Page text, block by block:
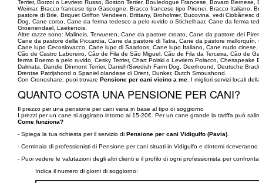
Terrier, Borzoi o Levriero Russo, Boston Terrier, Bouledogue Francese, Bovaro
Weimar, Bracco francese tipo Gascogne, Bracco francese tipo Pirenei, Bracco
pastore di Brie, Briquet Griffon Vendeen, Brittany, Broholmer, Bucovina, vedi
Dog, Cane corso, Cane da ferma tedesco a pelo ruvido o Stichelhaar, Cane da ferma
Groenendael, Laekenois.
Altre razze sono: Malinois, Tervueren, Cane da pastore croato, Cane da pastore dei
Cane da pastore della Piccardia, Cane da pastore di Tatra, Cane da pastore
Cane lupo Cecoslovacco, Cane lupo di Saarloos, Cane lupo Italiano, Cane nudo
Cão de Castro Laboreiro, Cão de Fila de São Miguel, Cão de Fila da Terceira, Cão de
ferma Boemo a pelo ruvido, Cesky Terrier, Chart Polski o Levriero Polacco,
Dalmata, Dandie Dinmont Terrier, Danish/Swedish Farm Dog, Deerhound, Deutsche
Drentse Patrijshond o Spaniel olandese di Drent, Dunker, Dutch Smoushond.
Con Cronoshare, puoi trovare Pensione per cani vicino a me . I migliori servizi locali
QUANTO COSTA UNA PENSIONE PER CANI?
Il prezzo per una pensione per cani varia in base al tipo di soggiorno
I prezzi per un cane si aggirano intorno ai 15-20€. Per un cane grande la tariffa può
Come funziona?
- Spiega la tua richiesta per il servizio di Pensione per cani Vidigulfo (Pavia)
- Centinaia di professionisti di Pensione per cani situati in Vidigulfo e dintorni
- Puoi vedere le valutazioni degli altri clienti e il profilo di ogni professionista per
Indica il numero di giorni di soggiorno: